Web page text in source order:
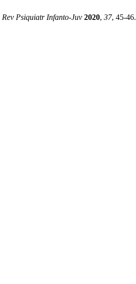
Rev Psiquiatr Infanto-Juv 2020, 37, 45-46.